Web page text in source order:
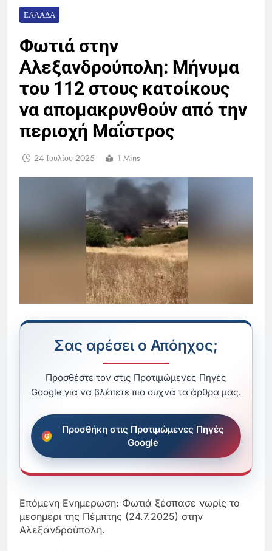
ΕΛΛΆΔΑ
Φωτιά στην
Αλεξανδρούπολη: Μήνυμα
του 112 στους κατοίκους
να απομακρυνθούν από την
περιοχή Μαΐστρος
24 Ιουλίου 2025 1 Mins
Σας αρέσει ο Απόηχος;
Προσθέστε τον στις Προτιμώμενες Πηγές
Google για να βλέπετε πιο συχνά τα άρθρα μας.
Προσθήκη στις Προτιμώμενες Πηγές
Google
Επόμενη Ενημερωση: Φωτιά ξέσπασε νωρίς το
μεσημέρι της Πέμπτης (24.7.2025) στην
Αλεξανδρούπολη.